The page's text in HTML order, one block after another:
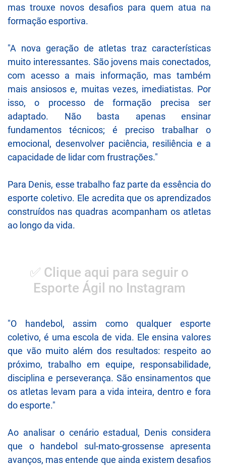
mas trouxe novos desafios para quem atua na
formação esportiva.
"A nova geração de atletas traz características
muito interessantes. São jovens mais conectados,
com acesso a mais informação, mas também
mais ansiosos e, muitas vezes, imediatistas. Por
isso, o processo de formação precisa ser
adaptado. Não basta apenas ensinar
fundamentos técnicos; é preciso trabalhar o
emocional, desenvolver paciência, resiliência e a
capacidade de lidar com frustrações."
Para Denis, esse trabalho faz parte da essência do
esporte coletivo. Ele acredita que os aprendizados
construídos nas quadras acompanham os atletas
ao longo da vida.
✅ Clique aqui para seguir o
Esporte Ágil no Instagram
"O handebol, assim como qualquer esporte
coletivo, é uma escola de vida. Ele ensina valores
que vão muito além dos resultados: respeito ao
próximo, trabalho em equipe, responsabilidade,
disciplina e perseverança. São ensinamentos que
os atletas levam para a vida inteira, dentro e fora
do esporte."
Ao analisar o cenário estadual, Denis considera
que o handebol sul-mato-grossense apresenta
avanços, mas entende que ainda existem desafios